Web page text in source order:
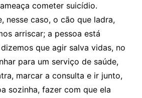
cometer suicídio.
nesse caso, o cão que ladra,
arriscar; a pessoa está
que agir salva vidas, no
para um serviço de saúde,
marcar a consulta e ir junto,
sozinha, fazer com que ela